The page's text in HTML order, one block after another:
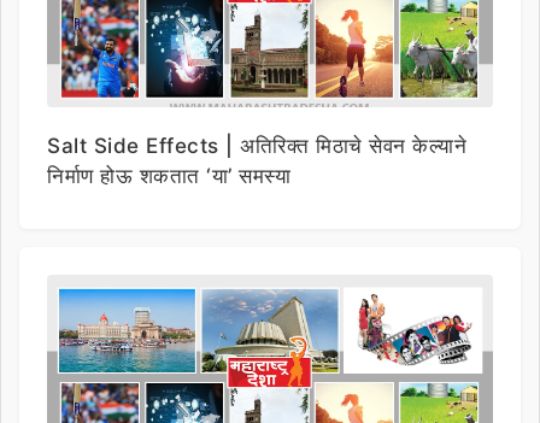
Salt Side Effects | अतिरिक्त मिठाचे सेवन केल्याने
निर्माण होऊ शकतात ‘या’ समस्या